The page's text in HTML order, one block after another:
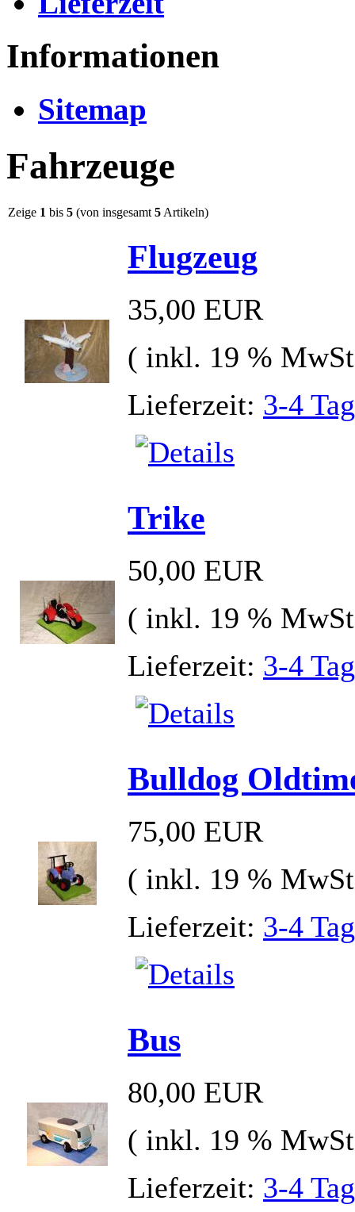
Informationen
Sitemap
Fahrzeuge
Zeige 1 bis 5 (von insgesamt 5 Artikeln)
Flugzeug
35,00 EUR
( inkl. 19 %
Lieferzeit: 3-4
Trike
50,00 EUR
( inkl. 19 %
Lieferzeit: 3-4
Bulldog
75,00 EUR
( inkl. 19 %
Lieferzeit: 3-4
Bus
80,00 EUR
( inkl. 19 %
Lieferzeit: 3-4